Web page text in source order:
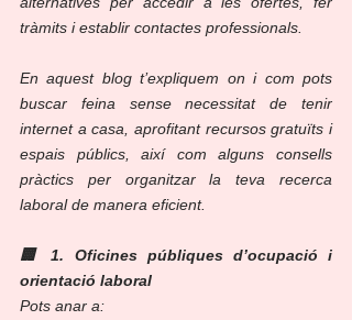
tràmits i establir contactes professionals.
En aquest blog t’expliquem on i com pots
buscar feina sense necessitat de tenir
internet a casa, aprofitant recursos gratuïts i
espais públics, així com alguns consells
pràctics per organitzar la teva recerca
laboral de manera eficient.
🏢 1. Oficines públiques d’ocupació i
orientació laboral
Pots anar a: